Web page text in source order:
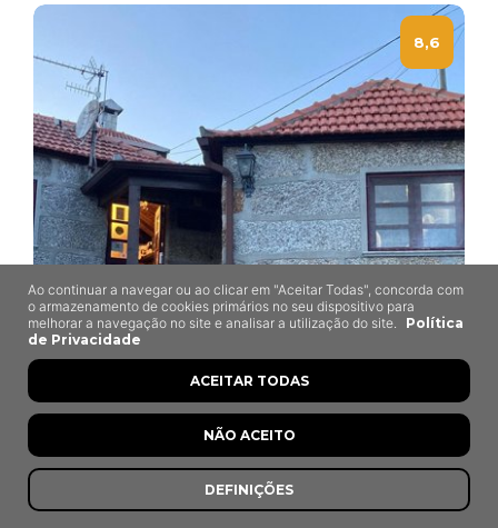
8,6
Tasquinha do Fumo
Ao continuar a navegar ou ao clicar em "Aceitar Todas", concorda com
o armazenamento de cookies primários no seu dispositivo para
melhorar a navegação no site e analisar a utilização do site.
Política
de Privacidade
DEFINIÇÕES
NÃO ACEITO
ACEITAR TODAS